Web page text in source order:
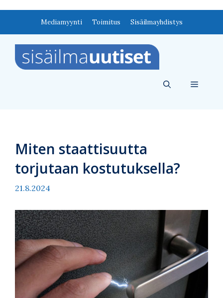
Mediamyynti Toimitus Sisäilmayhdistys
Valikko
Miten staattisuutta
torjutaan kostutuksella?
21.8.2024